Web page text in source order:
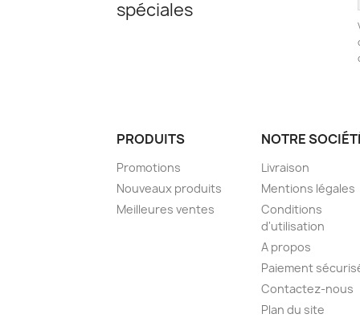
spéciales
PRODUITS
Promotions
Nouveaux produits
Meilleures ventes
NOTRE
Livraison
Mentions légales
Conditions
d'utilisation
A propos
Paiement
Contactez-nous
Plan du site